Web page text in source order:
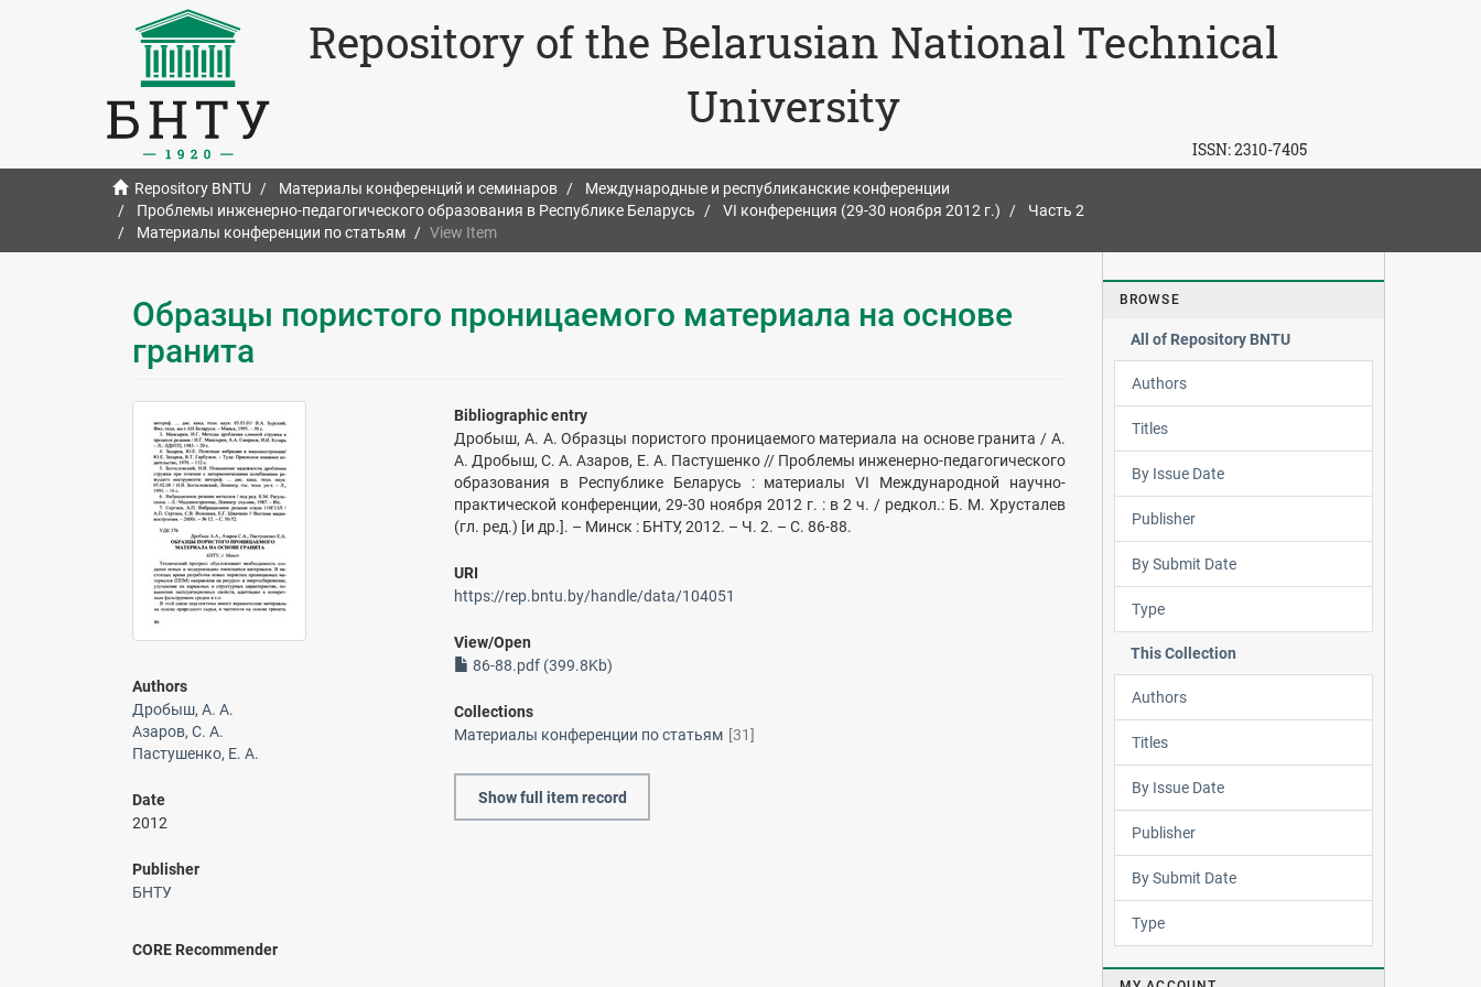
Repository of the Belarusian National Technical
University
ISSN:2310-7405
Repository BNTU Материалы конференций и семинаров
Международные и республиканские конференции
Проблемы инженерно-педагогического образования в Республике Беларусь
VI конференция (29-30 ноября 2012 г.)
Часть 2
Материалы конференции по статьям
View Item
Образцы пористого проницаемого материала на основе
гранита
Authors
Дробыш, А. А.
Азаров, С. А.
Пастушенко, Е. А.
Date
2012
Publisher
БНТУ
Bibliographic entry
Дробыш, А. А. Образцы пористого проницаемого материала на основе гранита / А.
А. Дробыш, С. А. Азаров, Е. А. Пастушенко // Проблемы инженерно-педагогического
образования в Республике Беларусь : материалы VI Международной научно-
практической конференции, 29-30 ноября 2012 г. : в 2 ч. / редкол.: Б. М. Хрусталев
(гл. ред.) [и др.]. – Минск : БНТУ, 2012. – Ч. 2. – С. 86-88.
URI
https://rep.bntu.by/handle/data/104051
View/Open
86-88.pdf (399.8Kb)
Collections
Материалы конференции по статьям [31]
Show full item record
CORE Recommender
BROWSE
All of Repository BNTU
Authors
Titles
By Issue Date
Publisher
By Submit Date
Type
This Collection
Authors
Titles
By Issue Date
Publisher
By Submit Date
Type